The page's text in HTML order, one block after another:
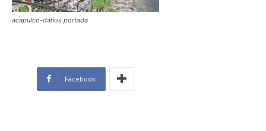
acapulco-daños portada
Facebook